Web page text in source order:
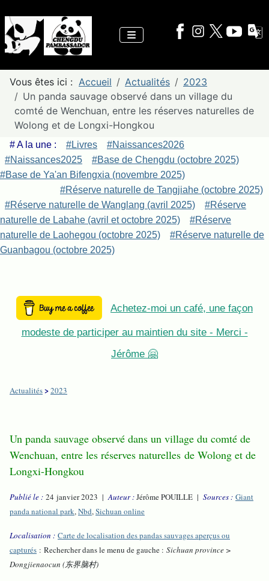
Vous êtes ici : Accueil Actualités
2023
Un panda sauvage observé dans un village du
comté de Wenchuan, entre les réserves naturelles de
Wolong et de Longxi-Hongkou
# A la une : #Livres
#Naissances2026
#Naissances2025
#Base de Chengdu (octobre 2025)
#Base de Ya'an Bifengxia (novembre 2025)
#Réserve naturelle de Tangjiahe (octobre 2025)
#Réserve naturelle de Wanglang (avril 2025)
#Réserve
naturelle de Labahe (avril et octobre 2025)
#Réserve
naturelle de Laohegou (octobre 2025)
#Réserve naturelle de
Guanbagou (octobre 2025)
Achetez-moi un café, une façon
modeste de participer au maintien du site - Merci -
Jérôme 🤗
Actualités>2023
Un panda sauvage observé dans un village du comté de
Wenchuan, entre les réserves naturelles de Wolong et de
Longxi-Hongkou
Publié le : 24 janvier 2023 |Auteur :Jérôme POUILLE | Sources : Giant
panda national park,Nbd,Sichuan online
Localisation : Carte de localisation des pandas sauvages aperçus ou
capturés : Rechercher dans le menu de gauche : Sichuan province >
Dongjienaocun (东界脑村)